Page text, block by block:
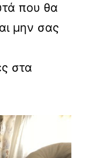
που θα
μην σας
στα